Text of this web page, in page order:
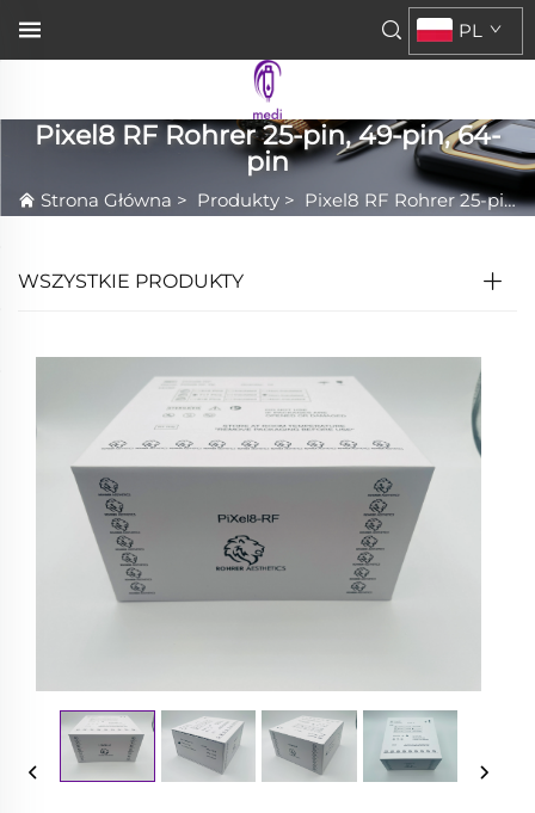
PL
Pixel8 RF Rohrer 25-pin, 49-pin, 64-
pin
Strona Główna > Produkty > Pixel8 RF Rohrer 25-pin, 49-pin, 64-pin
WSZYSTKIE PRODUKTY